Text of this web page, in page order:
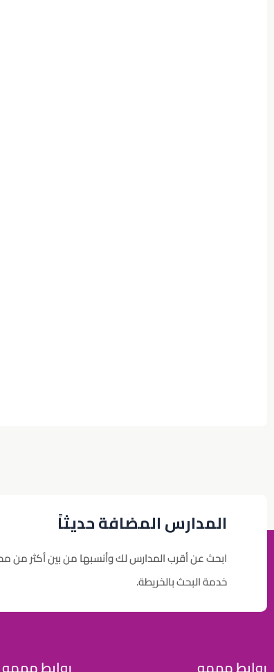
المدارس المضافة حديثاً
ابحث عن أقرب المدارس لك وأنسبها من بين أكثر من
خدمة البحث بالخريطة.